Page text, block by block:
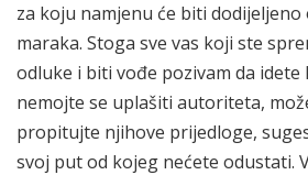
za koju namjenu će biti
maraka. Stoga sve vas koji ste
odluke i biti vođe pozivam da
nemojte se uplašiti autoriteta,
propitujte njihove prijedloge,
svoj put od kojeg nećete odustati.